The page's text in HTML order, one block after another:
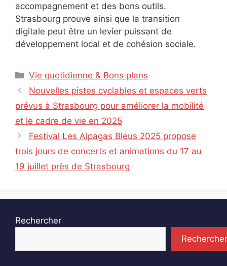
accompagnement et des bons outils.
Strasbourg prouve ainsi que la transition
digitale peut être un levier puissant de
développement local et de cohésion sociale.
Catégories
Vie quotidienne & Bons plans
Nouvelles pistes cyclables et espaces verts
prévus à Strasbourg pour améliorer la mobilité
et le cadre de vie en 2025
Festival Les Alpagas Bleus 2025 propose
trois jours de concerts et animations du 17 au
19 juillet près de Strasbourg
Rechercher
Rechercher